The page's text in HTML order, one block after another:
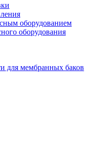
оборудованием
оборудования
для мембранных баков